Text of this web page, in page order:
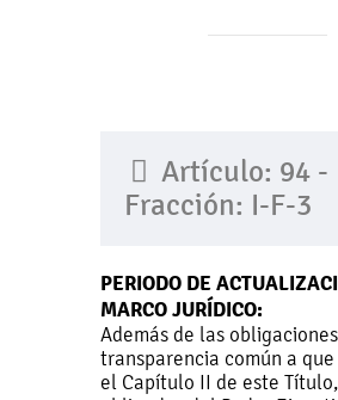
Artículo: 94 -
Fracción: I-F-3
PERIODO DE
MARCO JURÍDICO:
Además de las
transparencia común a
el Capítulo II de este